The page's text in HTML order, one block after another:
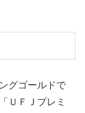
グゴールドで
ＵＦＪプレミ